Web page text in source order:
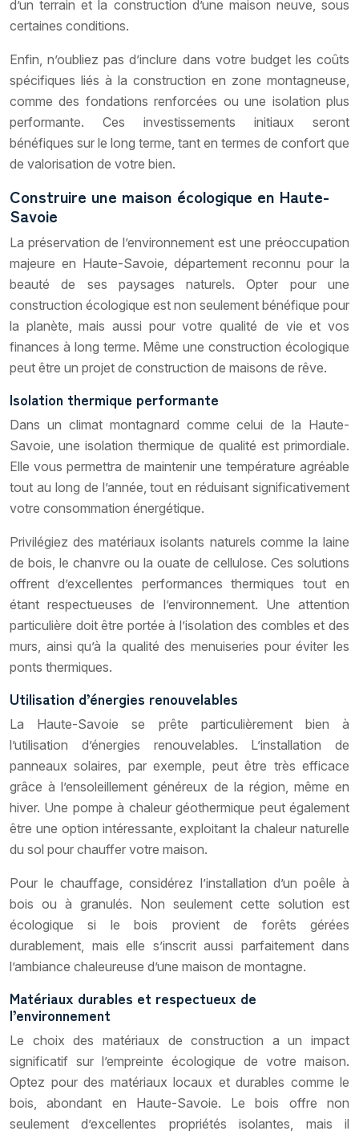
d’un terrain et la construction d’une maison neuve, sous
certaines conditions.
Enfin, n’oubliez pas d’inclure dans votre budget les coûts
spécifiques liés à la construction en zone montagneuse,
comme des fondations renforcées ou une isolation plus
performante. Ces investissements initiaux seront
bénéfiques sur le long terme, tant en termes de confort que
de valorisation de votre bien.
Construire une maison écologique en Haute-
Savoie
La préservation de l’environnement est une préoccupation
majeure en Haute-Savoie, département reconnu pour la
beauté de ses paysages naturels. Opter pour une
construction écologique est non seulement bénéfique pour
la planète, mais aussi pour votre qualité de vie et vos
finances à long terme. Même une construction écologique
peut être un projet de construction de maisons de rêve.
Isolation thermique performante
Dans un climat montagnard comme celui de la Haute-
Savoie, une isolation thermique de qualité est primordiale.
Elle vous permettra de maintenir une température agréable
tout au long de l’année, tout en réduisant significativement
votre consommation énergétique.
Privilégiez des matériaux isolants naturels comme la laine
de bois, le chanvre ou la ouate de cellulose. Ces solutions
offrent d’excellentes performances thermiques tout en
étant respectueuses de l’environnement. Une attention
particulière doit être portée à l’isolation des combles et des
murs, ainsi qu’à la qualité des menuiseries pour éviter les
ponts thermiques.
Utilisation d’énergies renouvelables
La Haute-Savoie se prête particulièrement bien à
l’utilisation d’énergies renouvelables. L’installation de
panneaux solaires, par exemple, peut être très efficace
grâce à l’ensoleillement généreux de la région, même en
hiver. Une pompe à chaleur géothermique peut également
être une option intéressante, exploitant la chaleur naturelle
du sol pour chauffer votre maison.
Pour le chauffage, considérez l’installation d’un poêle à
bois ou à granulés. Non seulement cette solution est
écologique si le bois provient de forêts gérées
durablement, mais elle s’inscrit aussi parfaitement dans
l’ambiance chaleureuse d’une maison de montagne.
Matériaux durables et respectueux de
l’environnement
Le choix des matériaux de construction a un impact
significatif sur l’empreinte écologique de votre maison.
Optez pour des matériaux locaux et durables comme le
bois, abondant en Haute-Savoie. Le bois offre non
seulement d’excellentes propriétés isolantes, mais il